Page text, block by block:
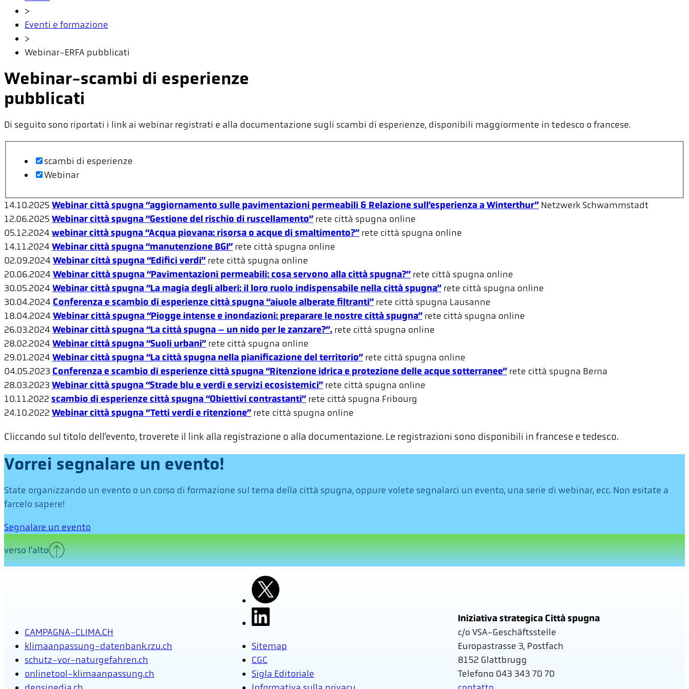
>
Eventi e formazione
>
Webinar-ERFA pubblicati
Webinar-scambi di esperienze
pubblicati
Di seguito sono riportati i link ai webinar registrati e alla documentazione sugli scambi di esperienze, disponibili maggiormente in tedesco o francese.
scambi di esperienze
Webinar
14.10.2025 Webinar città spugna “aggiornamento sulle pavimentazioni permeabili & Relazione sull’esperienza a Winterthur” Netzwerk Schwammstadt
12.06.2025 Webinar città spugna “Gestione del rischio di ruscellamento” rete città spugna online
05.12.2024 webinar città spugna “Acqua piovana: risorsa o acque di smaltimento?” rete città spugna online
14.11.2024 Webinar città spugna “manutenzione BGI” rete città spugna online
02.09.2024 Webinar città spugna “Edifici verdi” rete città spugna online
20.06.2024 Webinar città spugna “Pavimentazioni permeabili: cosa servono alla città spugna?” rete città spugna online
30.05.2024 Webinar città spugna “La magia degli alberi: il loro ruolo indispensabile nella città spugna” rete città spugna online
30.04.2024 Conferenza e scambio di esperienze città spugna “aiuole alberate filtranti” rete città spugna Lausanne
18.04.2024 Webinar città spugna “Piogge intense e inondazioni: preparare le nostre città spugna” rete città spugna online
26.03.2024 Webinar città spugna “La città spugna – un nido per le zanzare?”. rete città spugna online
28.02.2024 Webinar città spugna “Suoli urbani” rete città spugna online
29.01.2024 Webinar città spugna “La città spugna nella pianificazione del territorio” rete città spugna online
04.05.2023 Conferenza e scambio di esperienze città spugna “Ritenzione idrica e protezione delle acque sotterranee” rete città spugna Berna
28.03.2023 Webinar città spugna “Strade blu e verdi e servizi ecosistemici” rete città spugna online
10.11.2022 scambio di esperienze città spugna “Obiettivi contrastanti” rete città spugna Fribourg
24.10.2022 Webinar città spugna “Tetti verdi e ritenzione” rete città spugna online
Cliccando sul titolo dell’evento, troverete il link alla registrazione o alla documentazione. Le registrazioni sono disponibili in francese e tedesco.
Vorrei segnalare un evento!
State organizzando un evento o un corso di formazione sul tema della città spugna, oppure volete segnalarci un evento, una serie di webinar, ecc. Non esitate a
farcelo sapere!
Segnalare un evento
verso l’alto
CAMPAGNA-CLIMA.CH
klimaanpassung-datenbank.rzu.ch
schutz-vor-naturgefahren.ch
onlinetool-klimaanpassung.ch
Sitemap
CGC
Sigla Editoriale
Iniziativa strategica Città spugna
c/o VSA-Geschäftsstelle
Europastrasse 3, Postfach
8152 Glattbrugg
Telefono 043 343 70 70